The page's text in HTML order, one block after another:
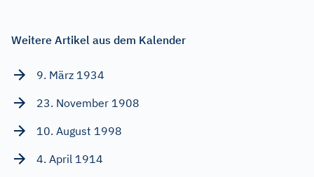
Weitere Artikel aus dem Kalender
9. März 1934
23. November 1908
10. August 1998
4. April 1914